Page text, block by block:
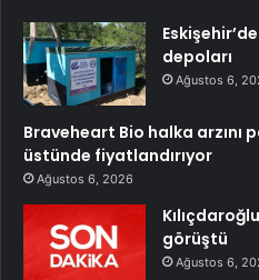
depoları
Ağustos 6,
Braveheart Bio halka arzını
üstünde fiyatlandırıyor
Ağustos 6, 2026
görüştü
Ağustos 6,